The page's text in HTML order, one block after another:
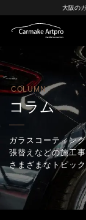
大阪の
COLUMN
コラム
ガラスコーティン
張替えなどの施工
さまざまなトピッ